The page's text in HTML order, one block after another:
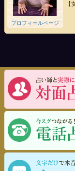
プロフィールページ
【